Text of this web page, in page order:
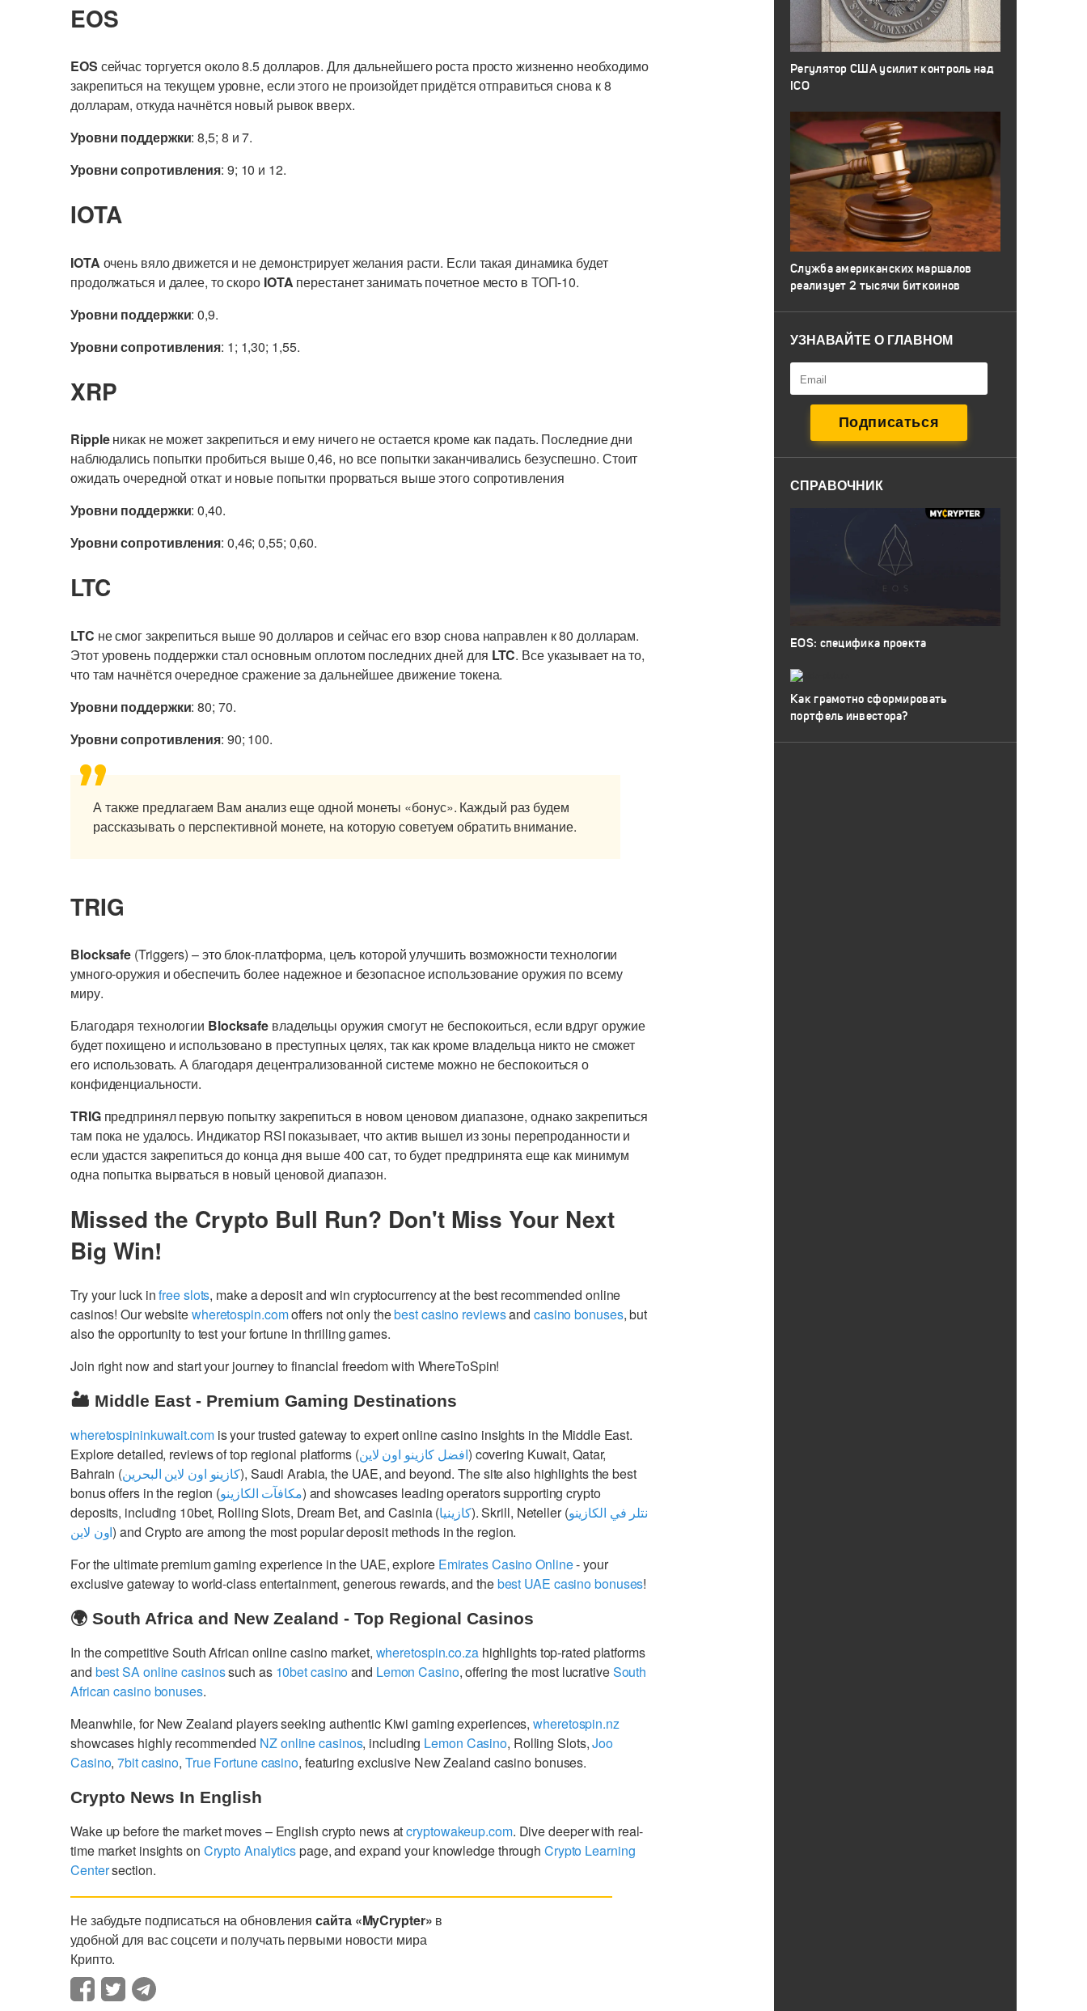
EOS
EOS сейчас торгуется около 8.5 долларов. Для дальнейшего роста просто жизненно необходимо
закрепиться на текущем уровне, если этого не произойдет придётся отправиться снова к 8
долларам, откуда начнётся новый рывок вверх.
Уровни поддержки: 8,5; 8 и 7.
Уровни сопротивления: 9; 10 и 12.
IOTA
IOTA очень вяло движется и не демонстрирует желания расти. Если такая динамика будет
продолжаться и далее, то скоро IOTA перестанет занимать почетное место в ТОП-10.
Уровни поддержки: 0,9.
Уровни сопротивления: 1; 1,30; 1,55.
XRP
Rippleникак не может закрепиться и ему ничего не остается кроме как падать. Последние дни
наблюдались попытки пробиться выше 0,46, но все попытки заканчивались безуспешно. Стоит
ожидать очередной откат и новые попытки прорваться выше этого сопротивления
Уровни поддержки: 0,40.
Уровни сопротивления: 0,46; 0,55; 0,60.
LTC
LTC не смог закрепиться выше 90 долларов и сейчас его взор снова направлен к 80 долларам.
Этот уровень поддержки стал основным оплотом последних дней для LTC. Все указывает на то,
что там начнётся очередное сражение за дальнейшее движение токена.
Уровни поддержки: 80; 70.
Уровни сопротивления: 90; 100.
А также предлагаем Вам анализ еще одной монеты «бонус». Каждый раз будем
рассказывать о перспективной монете, на которую советуем обратить внимание.
TRIG
Blocksafe (Triggers) – это блок-платформа, цель которой улучшить возможности технологии
умного-оружия и обеспечить более надежное и безопасное использование оружия по всему
миру.
Благодаря технологии Blocksafe владельцы оружия смогут не беспокоиться, если вдруг оружие
будет похищено и использовано в преступных целях, так как кроме владельца никто не сможет
его использовать. А благодаря децентрализованной системе можно не беспокоиться о
конфиденциальности.
TRIGпредпринял первую попытку закрепиться в новом ценовом диапазоне, однако закрепиться
там пока не удалось. Индикатор RSI показывает, что актив вышел из зоны перепроданности и
если удастся закрепиться до конца дня выше 400 сат, то будет предпринята еще как минимум
одна попытка вырваться в новый ценовой диапазон.
Missed the Crypto Bull Run? Don't Miss Your Next
Big Win!
Try your luck infree slots, make a deposit and win cryptocurrency at the best recommended online
casinos! Our websitewheretospin.comoffers not only thebest casino reviewsand casino bonuses, but
also the opportunity to test your fortune in thrilling games.
Join right now and start your journey to financial freedom with WhereToSpin!
🏜️ Middle East - Premium Gaming Destinations
wheretospininkuwait.comis your trusted gateway to expert online casino insights in the Middle East.
Explore detailed, reviews of top regional platforms (افضل كازينو اون لاين) covering Kuwait, Qatar,
Bahrain (كازينو اون لاين البحرين), Saudi Arabia, the UAE, and beyond. The site also highlights the best
bonus offers in the region (مكافآت الكازينو) and showcases leading operators supporting crypto
deposits, including 10bet, Rolling Slots, Dream Bet, and Casinia (كازينيا). Skrill, Neteller (نتلر في الكازينو
اون لاين) and Crypto are among the most popular deposit methods in the region.
For the ultimate premium gaming experience in the UAE, explore Emirates Casino Online- your
exclusive gateway to world-class entertainment, generous rewards, and thebest UAE casino bonuses!
🌍 South Africa and New Zealand - Top Regional Casinos
In the competitive South African online casino market, wheretospin.co.zahighlights top-rated platforms
and best SA online casinossuch as 10bet casinoand Lemon Casino, offering the most lucrativeSouth
African casino bonuses.
Meanwhile, for New Zealand players seeking authentic Kiwi gaming experiences,wheretospin.nz
showcases highly recommended NZ online casinos, including Lemon Casino, Rolling Slots,Joo
Casino,7bit casino, True Fortune casino, featuring exclusive New Zealand casino bonuses.
Crypto News In English
Wake up before the market moves – English crypto news atcryptowakeup.com. Dive deeper with real-
time market insights on Crypto Analyticspage, and expand your knowledge through Crypto Learning
Centersection.
Не забудьте подписаться на обновлениясайта «MyCrypter» в
удобной для вас соцсети и получать первыми новости мира
Крипто.
Регулятор США усилит контроль над
ICO
Служба американских маршалов
реализует 2 тысячи биткоинов
УЗНАВАЙТЕ О ГЛАВНОМ
СПРАВОЧНИК
EOS: специфика проекта
Как грамотно сформировать
портфель инвестора?